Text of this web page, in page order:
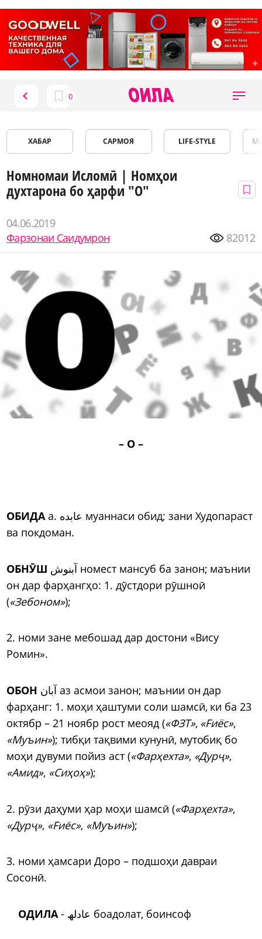
ХАБАР САРМОЯ LIFE-STYLE
Номномаи Исломӣ | Номҳои
духтарона бо ҳарфи "О"
04.06.2019
Фарзонаи Саидумрон
82012
– О –
ОБИДАа. عابده муаннаси обид; зани Худопараст
ва покдоман.
ОБНӮШ
он дар фарҳангҳо: 1. дӯстдори рӯшноӣ
(«Зебоном»);
2. номи зане мебошад дар достони «Вису
Ромин».
ОБОН
фарҳанг: 1. моҳи ҳаштуми соли шамсӣ, ки ба 23
октябр – 21 ноябр рост меояд («ФЗТ», «Fиёс»,
«Муъин»); тибқи тақвими кунунӣ, мутобиқ бо
моҳи дувуми пойиз аст («Фарҳехта», «Дурҷ»,
«Амид», «Сиҳоҳ»);
2. рӯзи даҳуми ҳар моҳи шамсӣ («Фарҳехта»,
«Дурҷ», «Fиёс», «Муъин»);
3. номи ҳамсари Доро – подшоҳи давраи
Сосонӣ.
ОДИЛА - عادلھ боадолат, боинсоф